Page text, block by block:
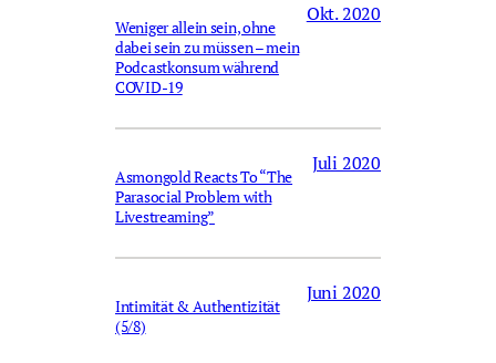
Weniger allein sein, ohne
dabei sein zu müssen – mein
Podcastkonsum während
COVID-19
Okt. 2020
Asmongold Reacts To “The
Parasocial Problem with
Livestreaming”
Juli 2020
Intimität & Authentizität
(5/8)
Juni 2020